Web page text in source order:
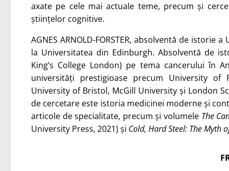
axate pe cele mai actuale teme, precum și
științelor cognitive.
AGNES ARNOLD-FORSTER, absolventă de
la Universitatea din Edinburgh. Absolventă de
King’s College London) pe tema cancerului în
universități prestigioase precum University of
University of Bristol, McGill University și London
de cercetare este istoria medicinei moderne și
articole de specialitate, precum și volumele The
University Press, 2021) și Cold, Hard Steel: The Myth